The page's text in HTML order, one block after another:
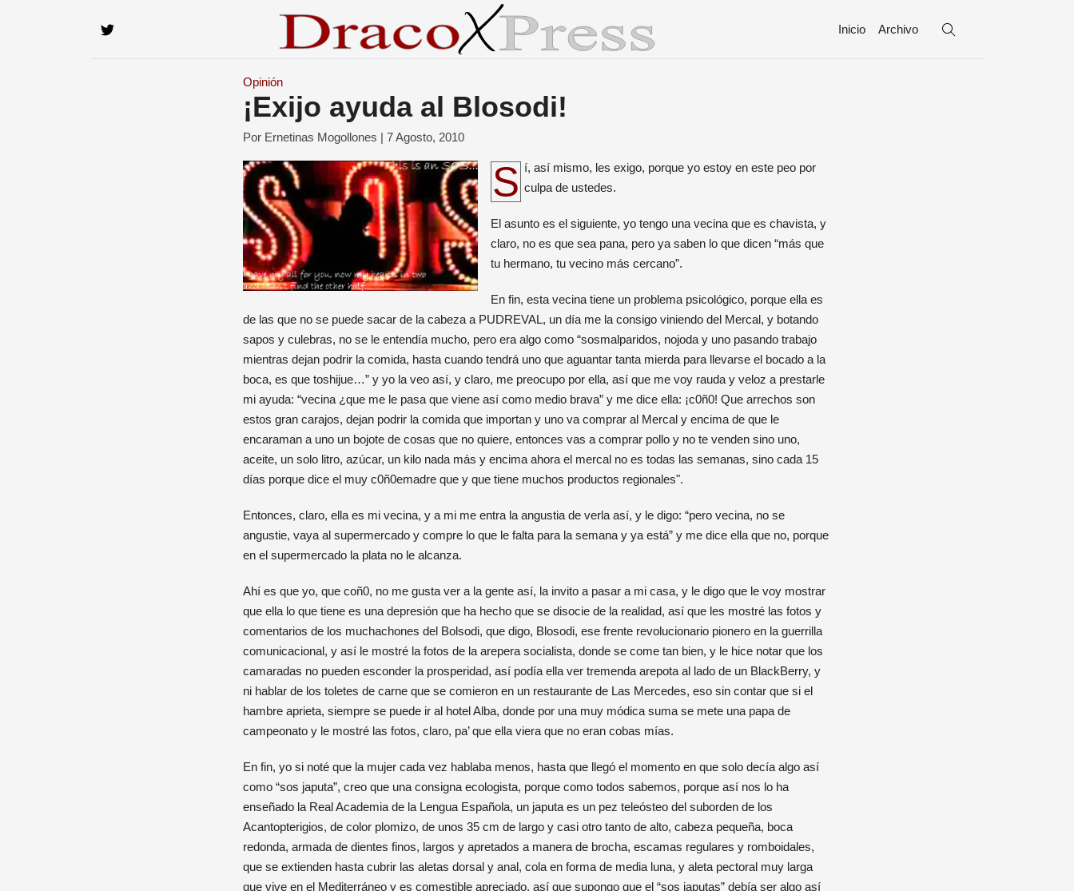
Inicio Archivo
Opinión
¡Exijo ayuda al Blosodi!
Por Ernetinas Mogollones | 7 Agosto, 2010
Sí, así mismo, les exigo, porque yo estoy en este peo por culpa de ustedes.
El asunto es el siguiente, yo tengo una vecina que es chavista, y
claro, no es que sea pana, pero ya saben lo que dicen “más que
tu hermano, tu vecino más cercano”.
En fin, esta vecina tiene un problema psicológico, porque ella es
de las que no se puede sacar de la cabeza a PUDREVAL, un día me la consigo viniendo del Mercal, y botando
sapos y culebras, no se le entendía mucho, pero era algo como “sosmalparidos, nojoda y uno pasando trabajo
mientras dejan podrir la comida, hasta cuando tendrá uno que aguantar tanta mierda para llevarse el bocado a la
boca, es que toshijue…” y yo la veo así, y claro, me preocupo por ella, así que me voy rauda y veloz a prestarle
mi ayuda: “vecina ¿que me le pasa que viene así como medio brava” y me dice ella: ¡c0ñ0! Que arrechos son
estos gran carajos, dejan podrir la comida que importan y uno va comprar al Mercal y encima de que le
encaraman a uno un bojote de cosas que no quiere, entonces vas a comprar pollo y no te venden sino uno,
aceite, un solo litro, azúcar, un kilo nada más y encima ahora el mercal no es todas las semanas, sino cada 15
días porque dice el muy c0ñ0emadre que y que tiene muchos productos regionales".
Entonces, claro, ella es mi vecina, y a mi me entra la angustia de verla así, y le digo: “pero vecina, no se
angustie, vaya al supermercado y compre lo que le falta para la semana y ya está” y me dice ella que no, porque
en el supermercado la plata no le alcanza.
Ahí es que yo, que coñ0, no me gusta ver a la gente así, la invito a pasar a mi casa, y le digo que le voy mostrar
que ella lo que tiene es una depresión que ha hecho que se disocie de la realidad, así que les mostré las fotos y
comentarios de los muchachones del Bolsodi, que digo, Blosodi, ese frente revolucionario pionero en la guerrilla
comunicacional, y así le mostré la fotos de la arepera socialista, donde se come tan bien, y le hice notar que los
camaradas no pueden esconder la prosperidad, así podía ella ver tremenda arepota al lado de un BlackBerry, y
ni hablar de los toletes de carne que se comieron en un restaurante de Las Mercedes, eso sin contar que si el
hambre aprieta, siempre se puede ir al hotel Alba, donde por una muy módica suma se mete una papa de
campeonato y le mostré las fotos, claro, pa’ que ella viera que no eran cobas mías.
En fin, yo si noté que la mujer cada vez hablaba menos, hasta que llegó el momento en que solo decía algo así
como “sos japuta”, creo que una consigna ecologista, porque como todos sabemos, porque así nos lo ha
enseñado la Real Academia de la Lengua Española, un japuta es un pez teleósteo del suborden de los
Acantopterigios, de color plomizo, de unos 35 cm de largo y casi otro tanto de alto, cabeza pequeña, boca
redonda, armada de dientes finos, largos y apretados a manera de brocha, escamas regulares y romboidales,
que se extienden hasta cubrir las aletas dorsal y anal, cola en forma de media luna, y aleta pectoral muy larga
que vive en el Mediterráneo y es comestible apreciado, así que supongo que el “sos japutas” debía ser algo así